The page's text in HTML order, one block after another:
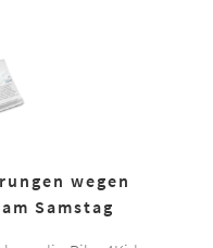
wegen
Samstag